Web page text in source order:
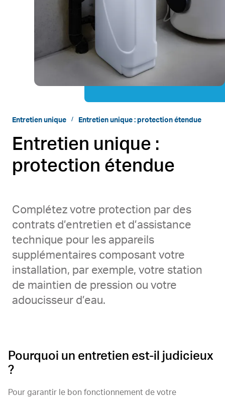
Entretien unique Entretien unique : protection étendue
Entretien unique :
protection étendue
Complétez votre protection par des
contrats d’entretien et d’assistance
technique pour les appareils
supplémentaires composant votre
installation, par exemple, votre station
de maintien de pression ou votre
adoucisseur d’eau.
Pourquoi un entretien est-il judicieux
?
Pour garantir le bon fonctionnement de votre